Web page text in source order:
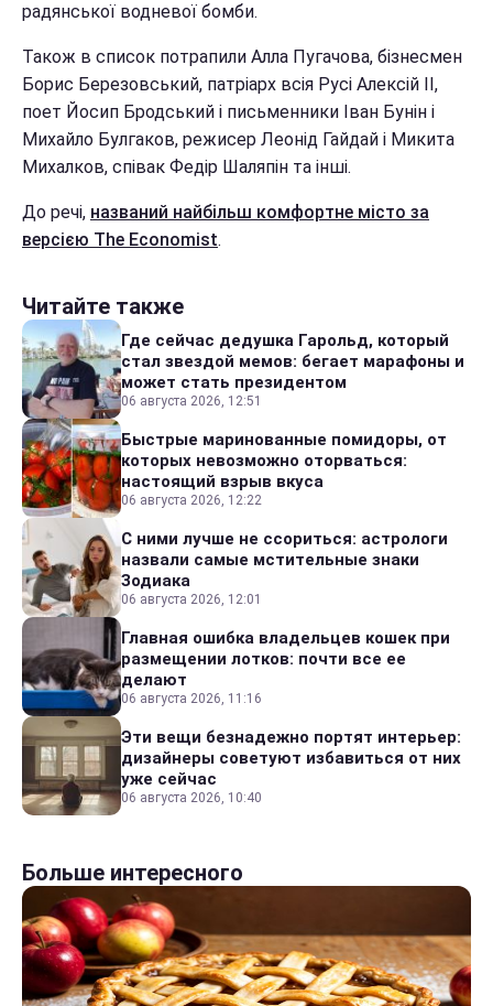
радянської водневої бомби.
Також в список потрапили Алла Пугачова, бізнесмен
Борис Березовський, патріарх всія Русі Алексій II,
поет Йосип Бродський і письменники Іван Бунін і
Михайло Булгаков, режисер Леонід Гайдай і Микита
Михалков, співак Федір Шаляпін та інші.
До речі, названий найбільш комфортне місто за
версією The Economist.
Читайте также
Где сейчас дедушка Гарольд, который
стал звездой мемов: бегает марафоны и
может стать президентом
06 августа 2026, 12:51
Быстрые маринованные помидоры, от
которых невозможно оторваться:
настоящий взрыв вкуса
06 августа 2026, 12:22
С ними лучше не ссориться: астрологи
назвали самые мстительные знаки
Зодиака
06 августа 2026, 12:01
Главная ошибка владельцев кошек при
размещении лотков: почти все ее
делают
06 августа 2026, 11:16
Эти вещи безнадежно портят интерьер:
дизайнеры советуют избавиться от них
уже сейчас
06 августа 2026, 10:40
Больше интересного